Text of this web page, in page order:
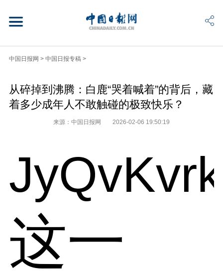
中国日报网 > 中国日报专稿 >
从碎掉到沸腾：白鹿“哭着喊着”的背后，藏
着多少成年人不敢触碰的极致快乐？
来源：中国日报网 2026-02-06 19:50:19
这一